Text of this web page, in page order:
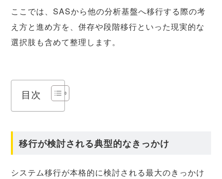
ここでは、SASから他の分析基盤へ移行する際の考
え方と進め方を、併存や段階移行といった現実的な
選択肢も含めて整理します。
目次
移行が検討される典型的なきっかけ
システム移行が本格的に検討される最大のきっかけ